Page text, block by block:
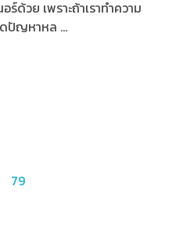
ร์ด้วย เพราะถ้าเราทำความ
ดปัญหาหล ...